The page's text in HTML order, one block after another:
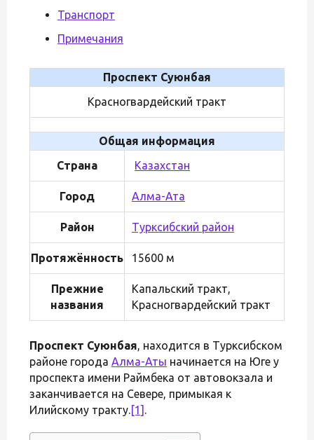
Транспорт
Примечания
Проспект Суюнбая
Красногвардейский тракт
Общая информация
Страна
Казахстан
Город Алма-Ата
Район Турксибский район
Протяжённость 15600 м
Прежние
названия
Капальский тракт,
Красногвардейский тракт
Проспект Суюнбая, находится в Турксибском
районе города Алма-Аты начинается на Юге у
проспекта имени Раймбека от автовокзала и
заканчивается на Севере, примыкая к
Илийскому тракту.[1] .